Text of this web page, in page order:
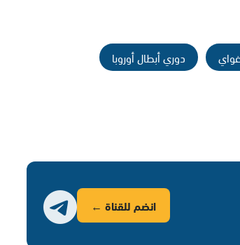
دوري أبطال أوروبا
انضم للقناة ←